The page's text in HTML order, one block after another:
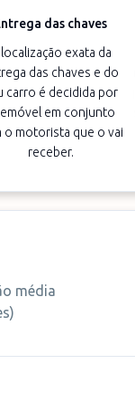
das chaves
exata da
das chaves e do
carro é decidida por
em conjunto
o motorista que o vai
receber.
média
)